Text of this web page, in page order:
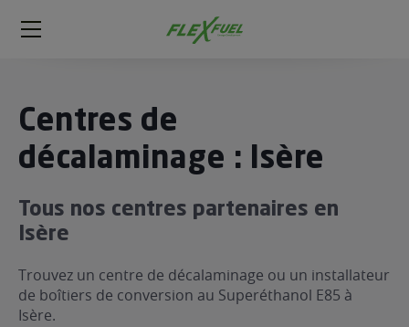
FlexFuel
Méga
du carburant avec
garagiste
Centres de
décalaminage : Isère
Tous nos centres partenaires en
Isère
Trouvez un centre de décalaminage ou un installateur
de boîtiers de conversion au Superéthanol E85 à
Isère.